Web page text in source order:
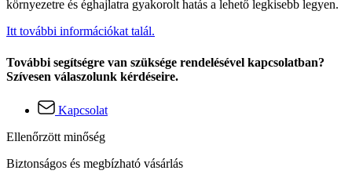
környezetre és éghajlatra gyakorolt hatás a lehető legkisebb legyen.
Itt további információkat talál.
További segítségre van szüksége rendelésével kapcsolatban?
Szívesen válaszolunk kérdéseire.
Kapcsolat
Ellenőrzött minőség
Biztonságos és megbízható vásárlás